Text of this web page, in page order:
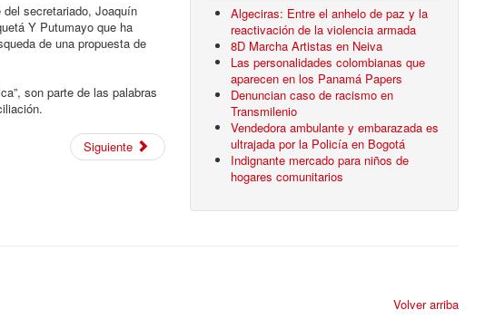
secretariado, Joaquín
Y Putumayo que ha
de una propuesta de
son parte de las palabras
Siguiente
Algeciras: Entre el anhelo de paz y la
reactivación de la violencia armada
8D Marcha Artistas en Neiva
Las personalidades colombianas que
aparecen en los Panamá Papers
Denuncian caso de racismo en
Transmilenio
Vendedora ambulante y embarazada es
ultrajada por la Policía en Bogotá
Indignante mercado para niños de
hogares comunitarios
Volver arriba